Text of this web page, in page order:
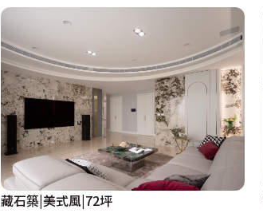
藏石築|美式風|72坪